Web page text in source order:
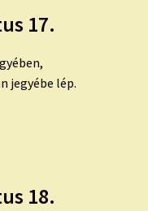
17.
jegyébe lép.
18.